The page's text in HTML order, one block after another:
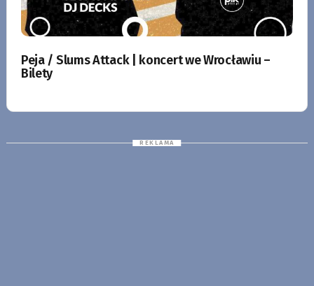
Peja / Slums Attack | koncert we Wrocławiu –
Bilety